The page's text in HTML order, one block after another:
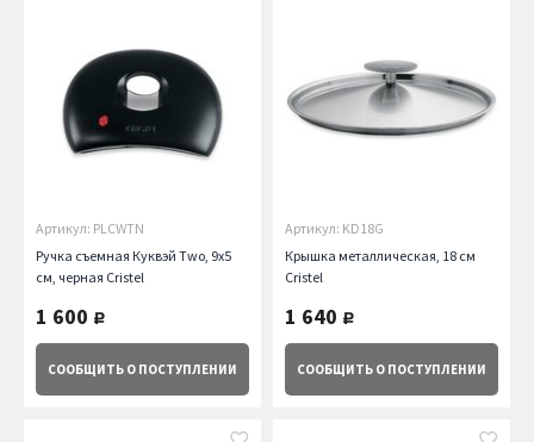
Артикул: PLCWTN
Ручка съемная Куквэй Two, 9х5
см, черная Cristel
1 600 руб.
СООБЩИТЬ О ПОСТУПЛЕНИИ
Артикул: KD18G
Крышка металлическая, 18 см
Cristel
1 640 руб.
СООБЩИТЬ О ПОСТУПЛЕНИИ